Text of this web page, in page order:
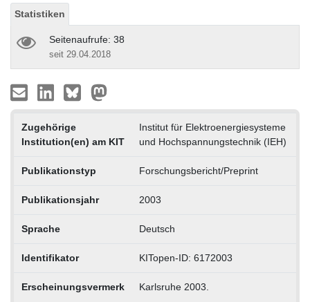
Statistiken
Seitenaufrufe: 38
seit 29.04.2018
Zugehörige
Institution(en) am KIT
Institut für Elektroenergiesysteme
und Hochspannungstechnik (IEH)
Publikationstyp Forschungsbericht/Preprint
Publikationsjahr 2003
Sprache Deutsch
Identifikator KITopen-ID: 6172003
Erscheinungsvermerk Karlsruhe 2003.